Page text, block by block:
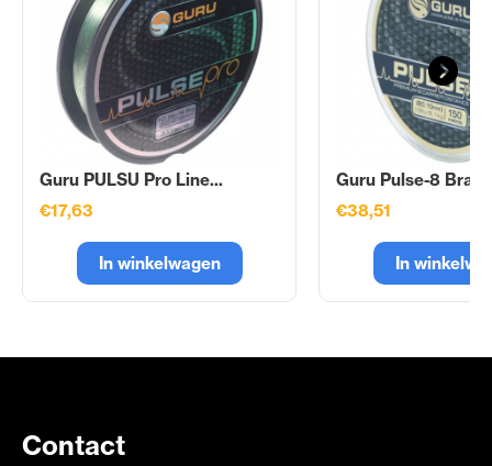
Guru PULSU Pro Line...
€17,63
In winkelwagen
Guru Pulse-8
€38,51
In
Contact